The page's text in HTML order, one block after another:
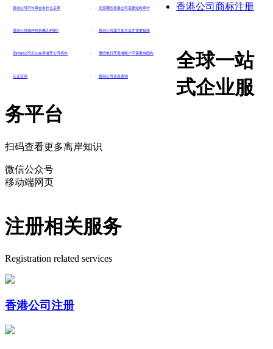
香港公司不年审会有什么后果 究竟哪些香港公司需要做账审计
香港公司税种包括哪几种呢? 香港公司成立多久后才需要报税
国内的公司怎么在香港开公司境外 哪些银行开香港账户不需要有国内
公证证明 香港公司信息查询
香港公司商标注册
全球一站
式企业服
务平台
扫码查看更多离岸知识
微信公众号
移动端网页
注册相关服务
Registration related services
香港公司注册